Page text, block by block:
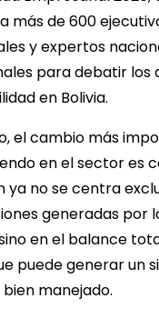
más de 600
y expertos
para debatir los
en Bolivia.
el cambio más
en el sector es
ya no se centra
generadas por
en el balance
puede generar un
manejado.